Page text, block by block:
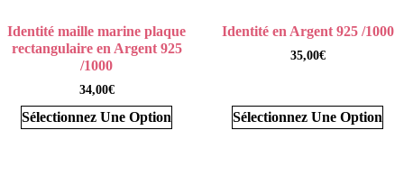
Identité maille marine plaque
rectangulaire en Argent 925
/1000
34,00€
Sélectionnez Une Option
Identité en Argent 925 /1000
35,00€
Sélectionnez Une Option